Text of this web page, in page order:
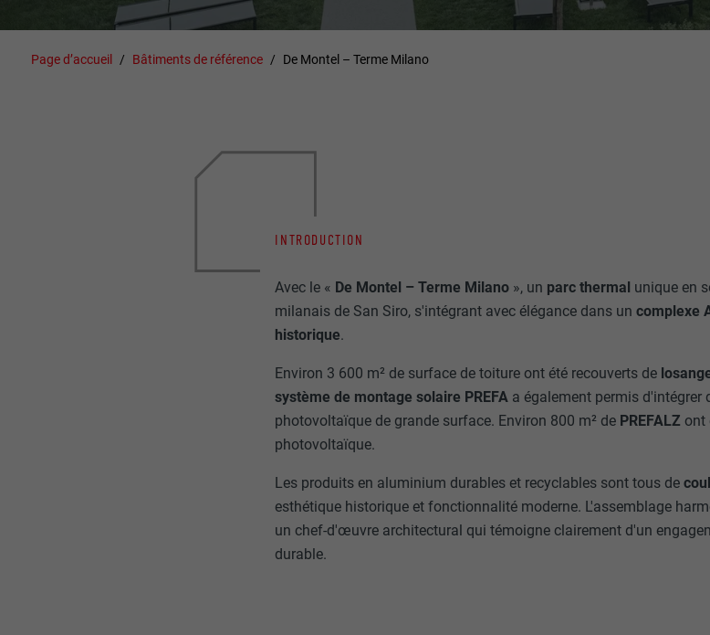
Page d’accueil Bâtiments de référence De Montel – Terme Milano
INTRODUCTION
Avec le « De Montel – Terme Milano », un parc thermal unique en
milanais de San Siro, s'intégrant avec élégance dans uncomplexe
historique.
Environ 3 600 m² de surface de toiture ont été recouverts de
système de montage solaire PREFA a également permis
photovoltaïque de grande surface. Environ 800 m² de PREFALZ ont
photovoltaïque.
Les produits en aluminium durables et recyclables sont tous de
esthétique historique et fonctionnalité moderne. L'assemblage
un chef-d'œuvre architectural qui témoigne clairement d'un
durable.